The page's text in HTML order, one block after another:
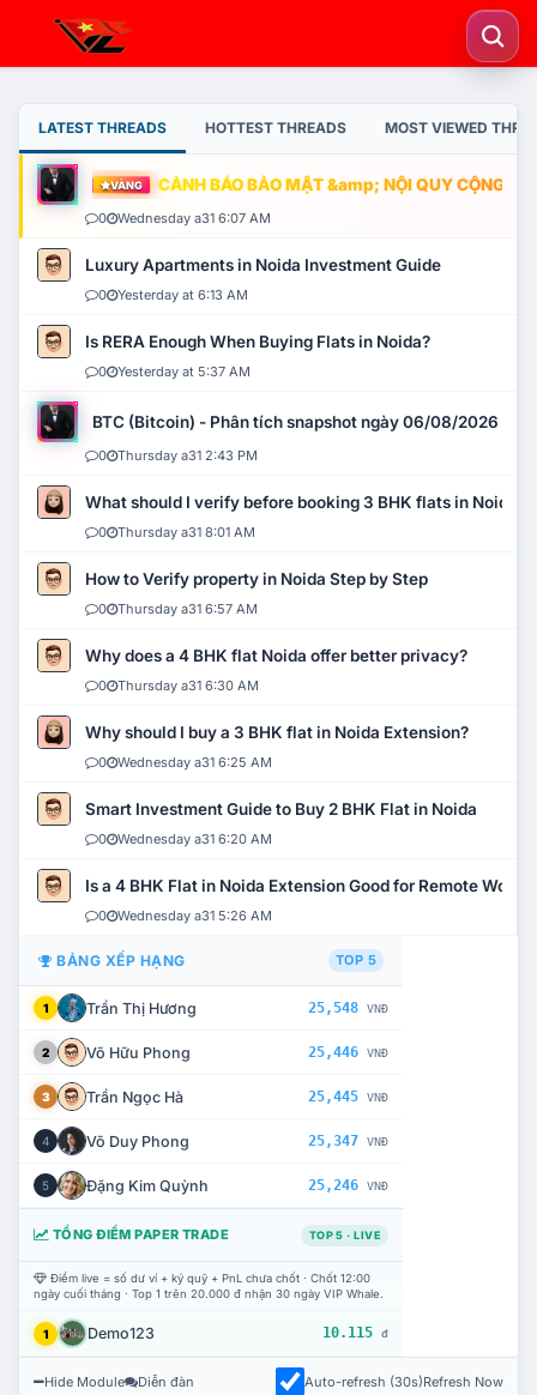
LATEST THREADS HOTTEST THREADS MOST VIEWED
VÀNG CẢNH BÁO BẢO MẬT &amp; NỘI QUY CỘNG
0 Wednesday a31 6:07 AM
Luxury Apartments in Noida Investment Guide
0 Yesterday at 6:13 AM
Is RERA Enough When Buying Flats in Noida?
0 Yesterday at 5:37 AM
BTC (Bitcoin) - Phân tích snapshot ngày 06/08/2026
0 Thursday a31 2:43 PM
What should I verify before booking 3 BHK flats in Noida?
0 Thursday a31 8:01 AM
How to Verify property in Noida Step by Step
0 Thursday a31 6:57 AM
Why does a 4 BHK flat Noida offer better privacy?
0 Thursday a31 6:30 AM
Why should I buy a 3 BHK flat in Noida Extension?
0 Wednesday a31 6:25 AM
Smart Investment Guide to Buy 2 BHK Flat in Noida
0 Wednesday a31 6:20 AM
Is a 4 BHK Flat in Noida Extension Good for Remote Work?
0 Wednesday a31 5:26 AM
BẢNG XẾP HẠNG TOP 5
1 Trần Thị Hương 25,548 VNĐ
2 Võ Hữu Phong 25,446 VNĐ
3 Trần Ngọc Hà 25,445 VNĐ
4 Võ Duy Phong 25,347 VNĐ
5 Đặng Kim Quỳnh 25,246 VNĐ
TỔNG ĐIỂM PAPER TRADE TOP 5 · LIVE
Điểm live = số dư ví + ký quỹ + PnL chưa chốt · Chốt 12:00
ngày cuối tháng · Top 1 trên 20.000 đ nhận 30 ngày VIP Whale.
1 Demo123 10.115 đ
Hide Module Diễn đàn Auto-refresh (30s)Refresh Now